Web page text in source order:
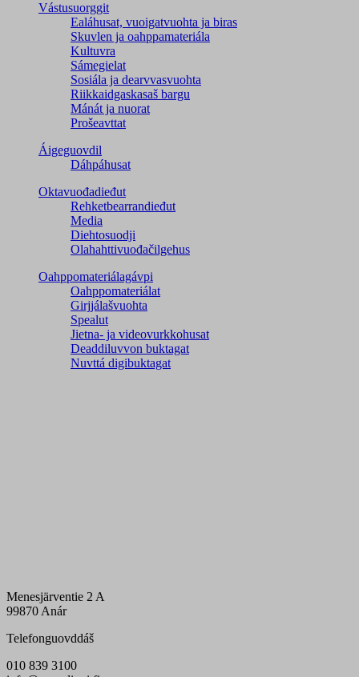
Vástusuorggit
Ealáhusat, vuoigatvuohta ja biras
Skuvlen ja oahppamateriála
Kultuvra
Sámegielat
Sosiála ja dearvvasvuohta
Riikkaidgaskasaš bargu
Mánát ja nuorat
Prošeavttat
Áigeguovdil
Dáhpáhusat
Oktavuođadieđut
Rehketbearrandieđut
Media
Diehtosuodji
Olahahttivuođačilgehus
Oahppomateriálagávpi
Oahppomateriálat
Girjjálašvuohta
Spealut
Jietna- ja videovurkkohusat
Deaddiluvvon buktagat
Nuvttá digibuktagat
Menesjärventie 2 A
99870 Anár
Telefonguovddáš
010 839 3100